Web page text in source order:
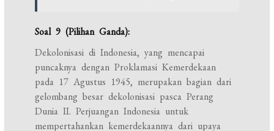
Soal 9 (Pilihan Ganda):
Dekolonisasi di Indonesia, yang mencapai
puncaknya dengan Proklamasi Kemerdekaan
pada 17 Agustus 1945, merupakan bagian dari
gelombang besar dekolonisasi pasca Perang
Dunia II. Perjuangan Indonesia untuk
mempertahankan kemerdekaannya dari upaya